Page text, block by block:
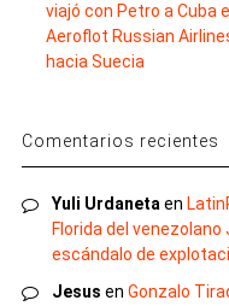
viajó con Petro a Cuba
Aeroflot Russian
hacia Suecia
Comentarios recientes
Yuli Urdaneta en
Florida del
escándalo de
Jesus en Gonzalo